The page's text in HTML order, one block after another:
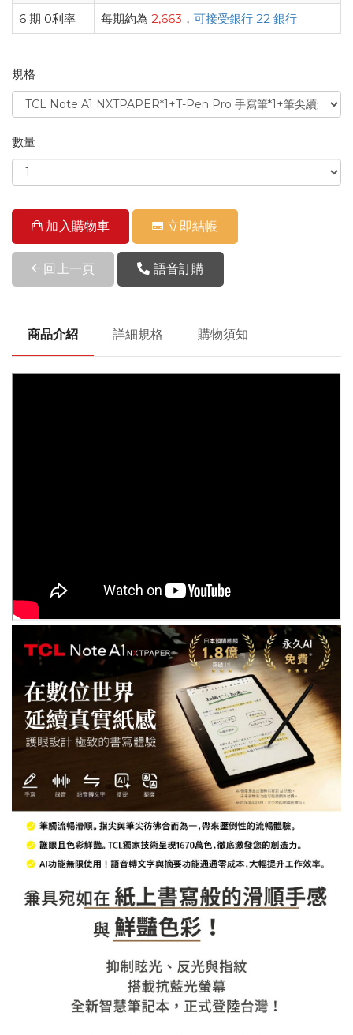
6 期 0利率
每期約為 2,663 ， 可接受銀行 22 銀行
規格
數量
加入購物車 立即結帳
回上一頁 語音訂購
商品介紹 詳細規格 購物須知